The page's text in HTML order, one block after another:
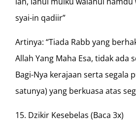
syai-in qadiir”
Artinya: “Tiada Rabb yang
Allah Yang Maha Esa, tidak ada
Bagi-Nya kerajaan serta segala
satunya) yang berkuasa atas
Dzikir Kesebelas (Baca 3x)